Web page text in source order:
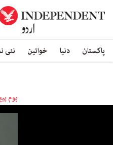
پاکستان دنیا خواتین نئی
ہوم